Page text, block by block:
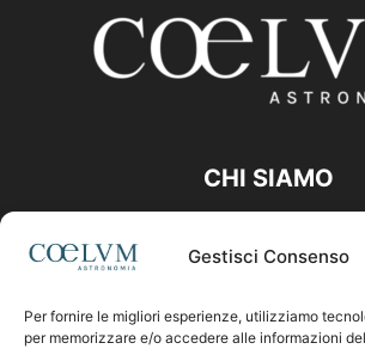
Gestisci Consenso
Per fornire le migliori esperienze, utilizziamo
per memorizzare e/o accedere alle informazioni
CHI SIAMO
Contattaci:
SEGUICI